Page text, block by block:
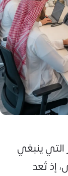
ينبغي
إذ تُعد